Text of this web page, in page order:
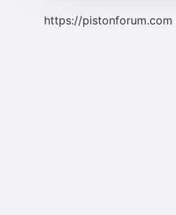
https://pistonforum.com